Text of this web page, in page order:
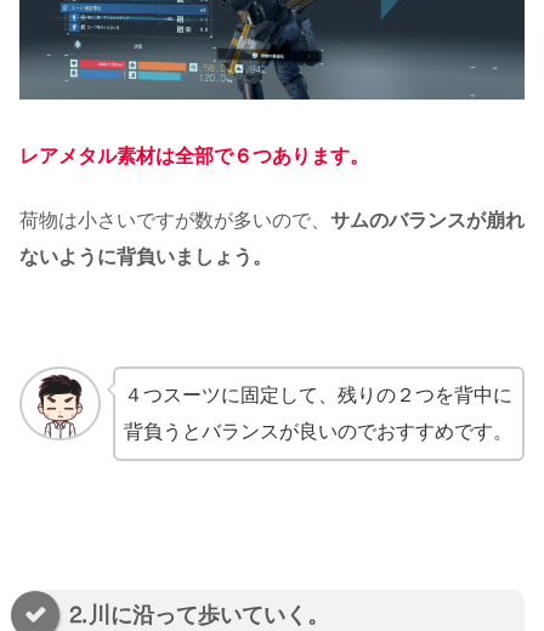
レアメタル素材は全部で６つあります。
荷物は小さいですが数が多いので、 サムのバランスが崩れ
ないように背負いましょう。
４つスーツに固定して、残りの２つを背中に
背負うとバランスが良いのでおすすめです。
⒉川に沿って歩いていく。